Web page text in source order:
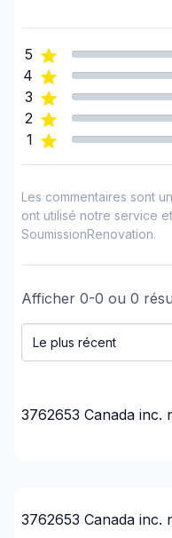
5
4
3
2
1
Les commentaires sont
ont utilisé notre service
SoumissionRenovation.
Afficher 0-0 ou 0
3762653 Canada inc.
3762653 Canada inc.